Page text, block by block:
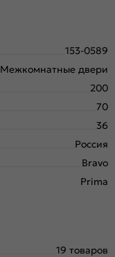
153-0589
Межкомнатные двери
200
70
36
Россия
Bravo
Prima
19 товаров